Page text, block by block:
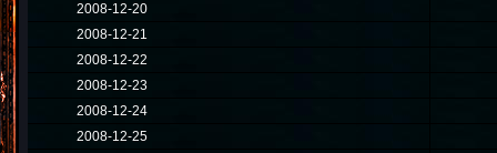
2008-12-20
2008-12-21
2008-12-22
2008-12-23
2008-12-24
2008-12-25